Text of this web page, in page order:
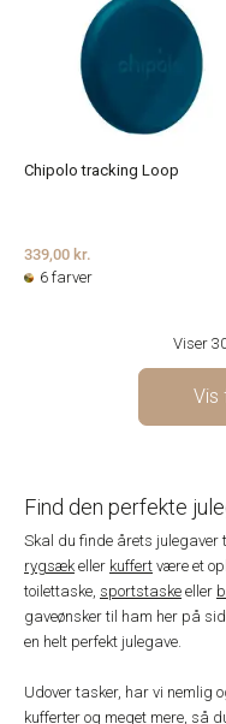
Chipolo tracking Loop
339,00 kr.
6 farver
Viser
Vis
Find den perfekte
Skal du finde årets julegaver
rygsækeller kuffert være et
toilettaske, sportstaske eller
gaveønsker til ham her på
en helt perfekt julegave.
Udover tasker, har vi nemlig
kufferter og meget mere, så